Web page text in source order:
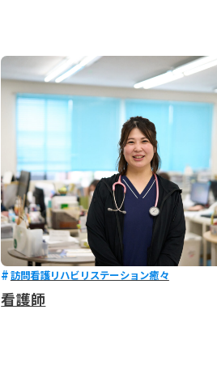
訪問看護リハビリステーション癒々
看護師